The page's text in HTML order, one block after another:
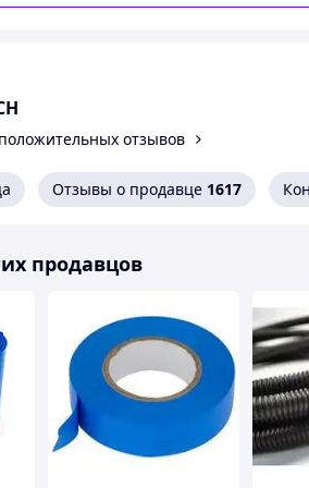
отзывов
Отзывы о продавце 1617
продавцов